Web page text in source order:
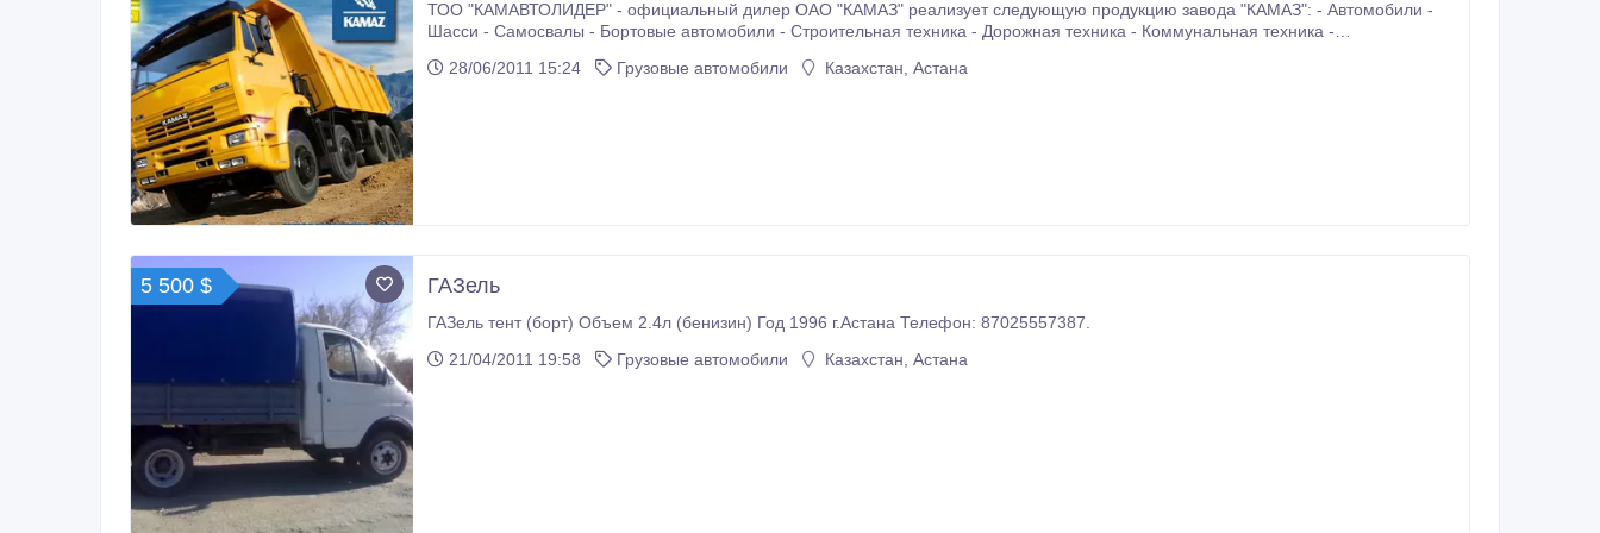
ТОО "КАМАВТОЛИДЕР" - официальный дилер ОАО "КАМАЗ" реализует следующую продукцию завода "КАМАЗ": - Автомобили -
Шасси - Самосвалы - Бортовые автомобили - Строительная техника - Дорожная техника - Коммунальная техника -
Топливозаправщики - Фургоны - Эвакуаторы - Лесовозы - Специальная техника - Оптовые поставки оригинальных запасных
28/06/2011 15:24 Грузовые автомобили Казахстан, Астана
5 500 $ ГАЗель
ГАЗель тент (борт) Объем 2.4л (бенизин) Год 1996 г.Астана Телефон: 87025557387.
21/04/2011 19:58
Грузовые автомобили Казахстан, Астана